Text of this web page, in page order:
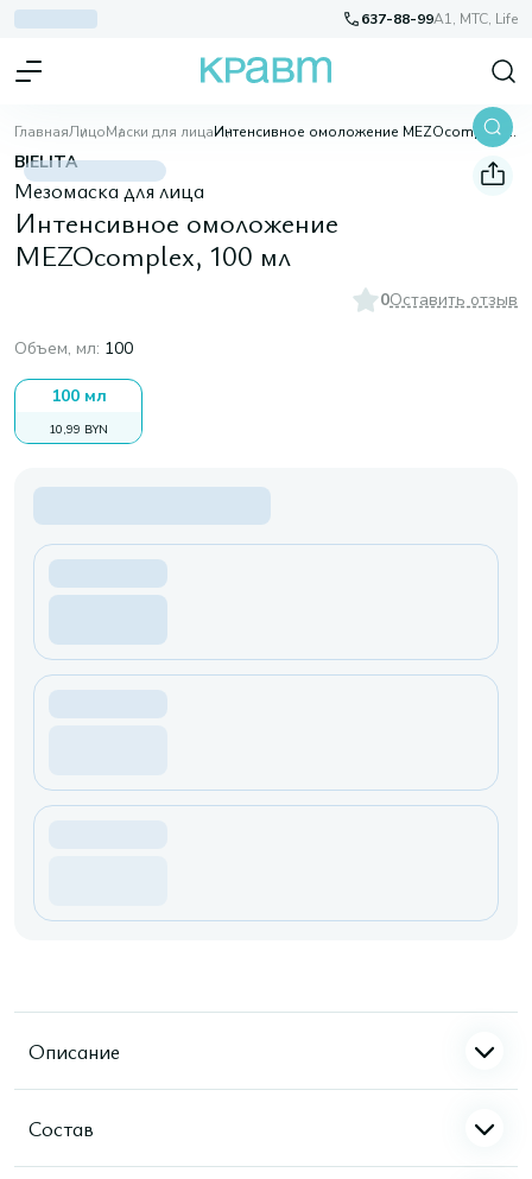
637-88-99A1, МТС, Life
ГлавнаяЛицоМаски для лица Интенсивное омоложение MEZOcomplex, 100 мл
BIELITA
Мезомаска для лица
Интенсивное омоложение
MEZOcomplex, 100 мл
0Оставить отзыв
Объем, мл: 100
100 мл
10,99 BYN
Описание
Состав